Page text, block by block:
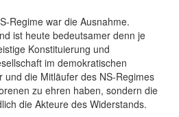
Regime war die Ausnahme.
ist heute bedeutsamer denn je
Konstituierung und
im demokratischen
und die Mitläufer des NS-Regimes
zu ehren haben, sondern die
die Akteure des Widerstands.